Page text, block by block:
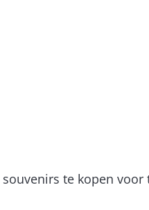
te kopen voor